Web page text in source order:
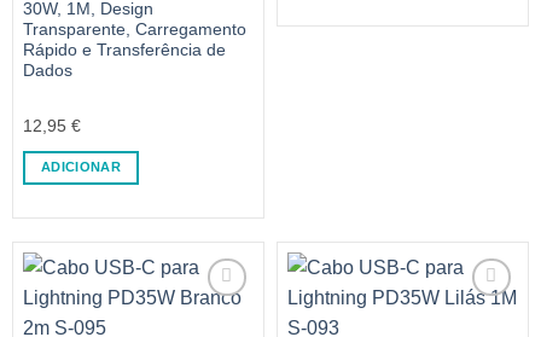
30W, 1M, Design
Transparente, Carregamento
Rápido e Transferência de
Dados
12,95 €
ADICIONAR